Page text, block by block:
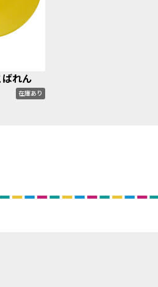
ばれん
在庫あり